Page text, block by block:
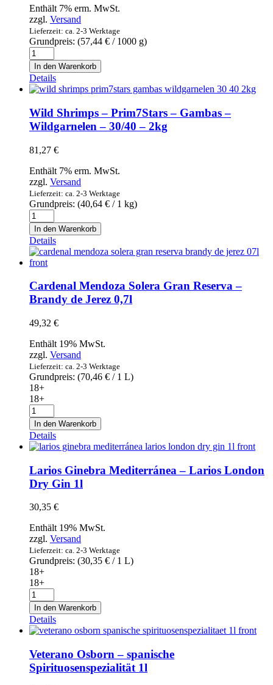
Enthält 7% erm. MwSt.
zzgl. Versand
Lieferzeit: ca. 2-3 Werktage
Grundpreis: (57,44 € / 1000 g)
Sal
Virgen
sabor
barbacoa
-
Natives
Salz
mit
250g
In den Warenkorb
Details
Wild Shrimps – Prim7Stars – Gambas –
Wildgarnelen – 30/40 – 2kg
81,27 €
Enthält 7% erm. MwSt.
zzgl. Versand
Lieferzeit: ca. 2-3 Werktage
Grundpreis: (40,64 € / 1 kg)
Wild
Shrimps
-
Prim7Stars
-
Gambas
-
Wildgarnelen
-
-
Menge
In den Warenkorb
Details
Cardenal Mendoza Solera Gran Reserva –
Brandy de Jerez 0,7l
49,32 €
Enthält 19% MwSt.
zzgl. Versand
Lieferzeit: ca. 2-3 Werktage
Grundpreis: (70,46 € / 1 L)
18+
18+
Cardenal
Mendoza
Solera
Gran
Reserva
-
Brandy
de
0,7l
In den Warenkorb
Details
Larios Ginebra Mediterránea – Larios London
Dry Gin 1l
30,35 €
Enthält 19% MwSt.
zzgl. Versand
Lieferzeit: ca. 2-3 Werktage
Grundpreis: (30,35 € / 1 L)
18+
18+
Larios
Ginebra
Mediterránea
-
Larios
London
Dry
Gin
In den Warenkorb
Details
Veterano Osborn – spanische
Spirituosenspezialität 1l